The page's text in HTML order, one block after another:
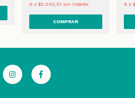
6 x $2.043,01 sin interés 6 x